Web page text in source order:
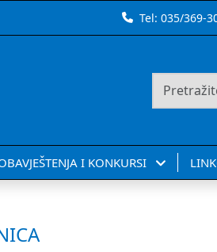
Tel:035/369-
I KONKURSI